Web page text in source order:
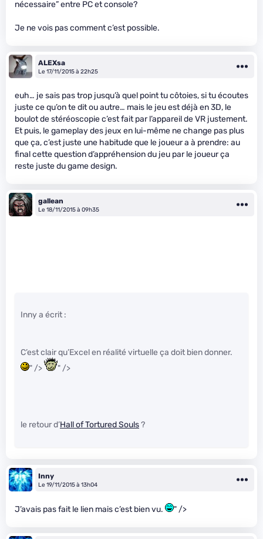
nécessaire” entre PC et console?
Je ne vois pas comment c’est possible.
ALEXsa
Le 17/11/2015 à 22h25
euh… je sais pas trop jusqu’à quel point tu côtoies, si tu écoutes
juste ce qu’on te dit ou autre… mais le jeu est déjà en 3D, le
boulot de stéréoscopie c’est fait par l’appareil de VR justement.
Et puis, le gameplay des jeux en lui-même ne change pas plus
que ça, c’est juste une habitude que le joueur a à prendre: au
final cette question d’appréhension du jeu par le joueur ça
reste juste du game design.
gallean
Le 18/11/2015 à 09h35
Inny a écrit :
C’est clair qu’Excel en réalité virtuelle ça doit bien donner.
" />
" />
le retour d’Hall of Tortured Souls?
Inny
Le 19/11/2015 à 13h04
J’avais pas fait le lien mais c’est bien vu. " />